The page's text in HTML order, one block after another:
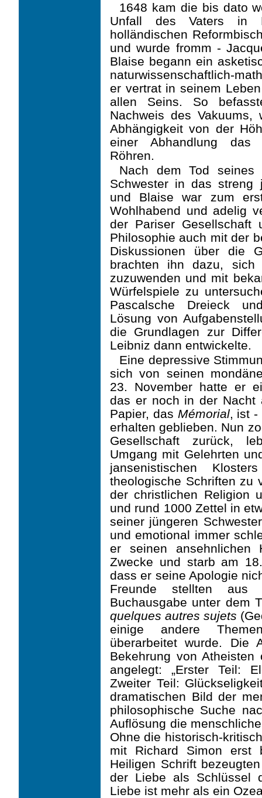
1648 kam die bis dato
Unfall des Vaters in
holländischen
und wurde fromm -
Blaise begann ein
naturwissenschaftlich-
er vertrat in seinem
allen Seins. So
Nachweis des
Abhängigkeit von der
einer Abhandlung das
Röhren.
Nach dem Tod seines
Schwester in das streng
und Blaise war zum
Wohlhabend und adelig
der Pariser
Philosophie auch mit der
Diskussionen über die
brachten ihn dazu, sich
zuzuwenden und mit
Würfelspiele zu
Pascalsche Dreieck
Lösung von
die Grundlagen zur
Leibniz dann entwickelte.
Eine depressive
sich von seinen
23. November hatte er
das er noch in der Nacht
Papier, das Mémorial, ist -
erhalten geblieben. Nun
Gesellschaft zurück,
Umgang mit Gelehrten
jansenistischen
theologische Schriften zu
der christlichen Religion
und rund 1000 Zettel in
seiner jüngeren
und emotional immer
er seinen ansehnlichen
Zwecke und starb am
dass er seine Apologie
Freunde stellten aus
Buchausgabe unter dem
quelques autres sujets
einige andere
überarbeitet wurde. Die
Bekehrung von
angelegt: „Erster Teil:
Zweiter Teil:
dramati­schen Bild der
philosophische Suche
Auflösung die
Ohne die histo­risch-
mit Richard Simon erst
Heiligen Schrift
der Liebe als Schlüssel
Liebe ist mehr als ein